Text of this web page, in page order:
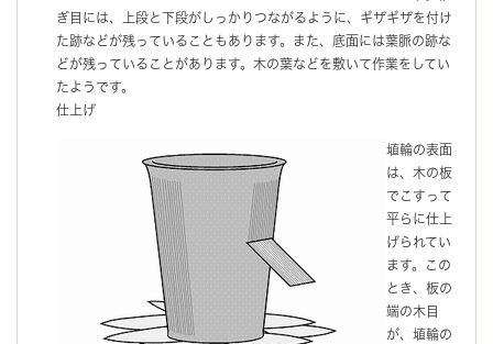
ぎ目には、上段と下段がしっかりつながるように、ギザギザを付け
た跡などが残っていることもあります。また、底面には葉脈の跡な
どが残っていることがあります。木の葉などを敷いて作業をしてい
たようです。
仕上げ
埴輪の表面
は、木の板
でこすって
平らに仕上
げられてい
ます。この
とき、板の
端の木目
が、埴輪の